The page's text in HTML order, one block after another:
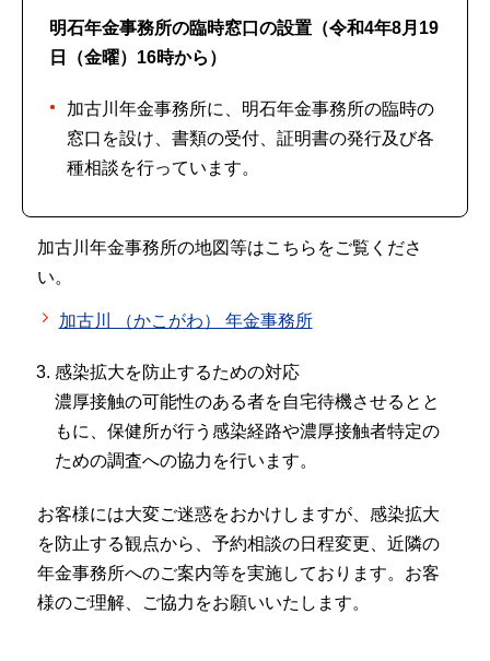
明石年金事務所の臨時窓口の設置（令和4年8月19
日（金曜）16時から）
加古川年金事務所に、明石年金事務所の臨時の
窓口を設け、書類の受付、証明書の発行及び各
種相談を行っています。
加古川年金事務所の地図等はこちらをご覧くださ
い。
加古川 （かこがわ） 年金事務所
感染拡大を防止するための対応
濃厚接触の可能性のある者を自宅待機させるとと
もに、保健所が行う感染経路や濃厚接触者特定の
ための調査への協力を行います。
お客様には大変ご迷惑をおかけしますが、感染拡大
を防止する観点から、予約相談の日程変更、近隣の
年金事務所へのご案内等を実施しております。お客
様のご理解、ご協力をお願いいたします。